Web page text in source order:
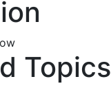
Topics